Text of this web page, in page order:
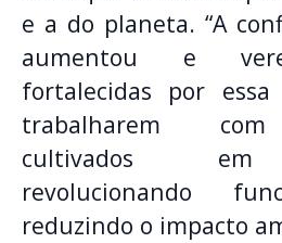
e a do planeta. “A
aumentou e
fortalecidas por essa
trabalharem
cultivados em
revolucionando
reduzindo o impacto